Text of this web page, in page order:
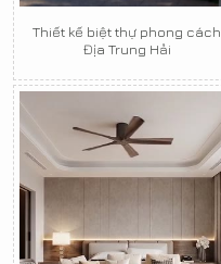
Thiết kế biệt thự phong cách
Địa Trung Hải